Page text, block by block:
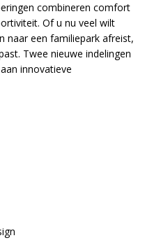
combineren comfort
Of u nu veel wilt
naar een familiepark afreist,
Twee nieuwe indelingen
innovatieve